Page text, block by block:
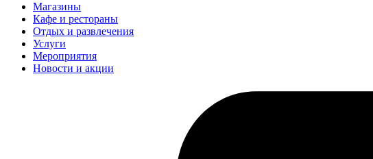
Магазины
Кафе и рестораны
Отдых и развлечения
Услуги
Мероприятия
Новости и акции